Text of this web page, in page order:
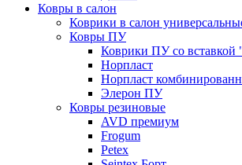
Ковры в салон
Коврики в салон
Ковры ПУ
Коврики ПУ со вставкой
Норпласт
Норпласт
Элерон ПУ
Ковры резиновые
AVD премиум
Frogum
Petex